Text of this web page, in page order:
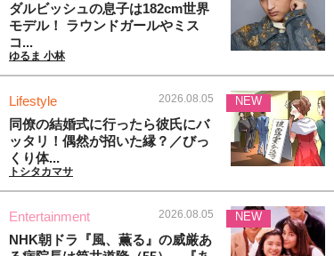
ダルビッシュの息子は182cm世界
モデル！ ラウンドガールやミス
コ...
ゆるま 小林
Lifestyle 2026.08.05
同僚の結婚式に行ったら彼氏にバ
ッタリ！偶然が招いた縁？／びっ
くり体...
トシタカマサ
NEW
Entertainment 2026.08.05
NHK朝ドラ『風、薫る』の威厳あ
NEW